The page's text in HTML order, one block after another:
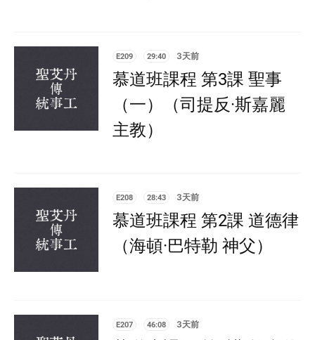
E209 29:40 3天前
慕道班課程 第3課 聖事
（一）（司提反·斯嘉麗
主教）
E208 28:43 3天前
慕道班課程 第2課 道德律
（海頓·巴特勒 神父）
E207 46:08 3天前